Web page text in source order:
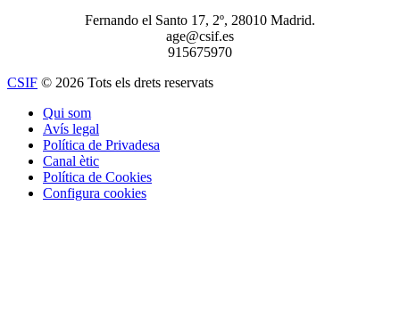
Fernando el Santo 17, 2º, 28010 Madrid.
age@csif.es
915675970
CSIF © 2026 Tots els drets reservats
Qui som
Avís legal
Política de Privadesa
Canal ètic
Política de Cookies
Configura cookies